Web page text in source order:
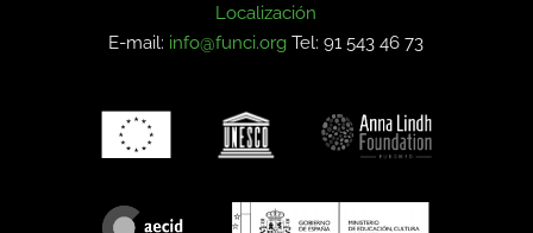
Localización
E-mail: info@funci.org Tel: 91 543 46 73